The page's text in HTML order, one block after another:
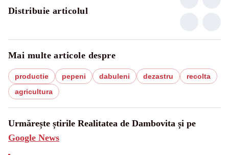
Distribuie articolul
Mai multe articole despre
productie pepeni dabuleni dezastru
recolta
agricultura
Urmărește știrile Realitatea de Dambovita și pe
Google News